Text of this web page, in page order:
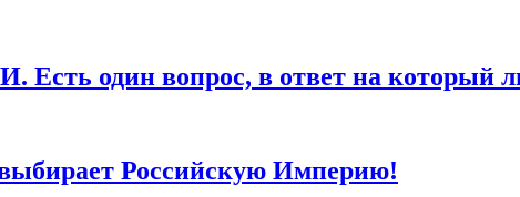
последующих моих комментариев.
вопрос, в ответ на который
Российскую Империю!